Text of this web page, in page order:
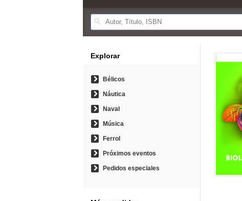
Explorar
Bélicos
Náutica
Naval
Música
Ferrol
Próximos eventos
Pedidos especiales